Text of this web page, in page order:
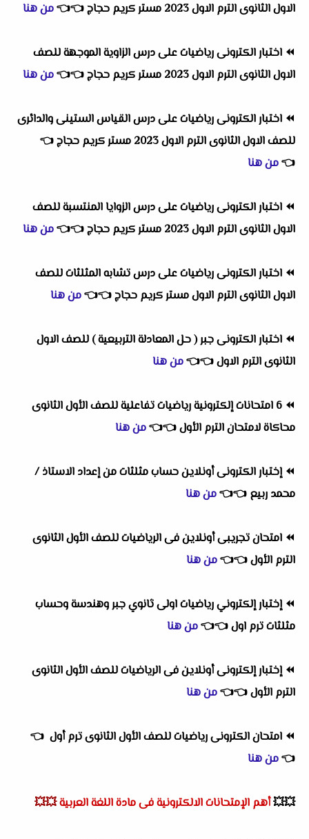
الاول الثانوى الترم الاول 2023 مستر كريم حجاج 👈
👈من هنا
⏪ اختبار الكترونى رياضيات على درس الزاوية الموجهة للصف
الاول الثانوى الترم الاول 2023 مستر كريم حجاج
👈
👈من هنا
⏪ اختبار الكترونى رياضيات على درس القياس الستينى والدائرى
للصف الاول الثانوى الترم الاول 2023 مستر كريم حجاج
👈
👈من هنا
⏪ اختبار الكترونى رياضيات على درس الزوايا المنتسبة للصف
الاول الثانوى الترم الاول 2023 مستر كريم حجاج
👈
👈من هنا
⏪ اختبار الكترونى رياضيات على درس تشابه المثلثات للصف
الاول الثانوى الترم الاول مستر كريم حجاج👈
👈من هنا
⏪ اختبار الكترونى جبر ( حل المعادلة التربيعية ) للصف الاول
الثانوى الترم الاول👈
👈من هنا
⏪
6 امتحانات إلكترونية رياضيات تفاعلية للصف الأول الثانوى
محاكاة لامتحان الترم الأول👈
👈من هنا
⏪إختبار الكترونى أونلاين حساب مثلثات من إعداد الاستاذ /
محمد ربيع 👈
👈من هنا
⏪ امتحان تجريبى أونلاين فى الرياضيات للصف الأول الثانوى
الترم الأول👈
👈من هنا
⏪إختبار إلكتروني رياضيات اولى ثانوي جبر وهندسة وحساب
مثلثات ترم اول👈
👈من هنا
⏪إختبار إلكترونى أونلاين فى الرياضيات للصف الأول الثانوى
الترم الأول👈
👈من هنا
⏪ امتحان الكترونى رياضيات للصف الأول الثانوى ترم أول 👈
👈من هنا
💥💥أهم الإمتحانات الالكترونية فى مادة اللغة العربية💥💥